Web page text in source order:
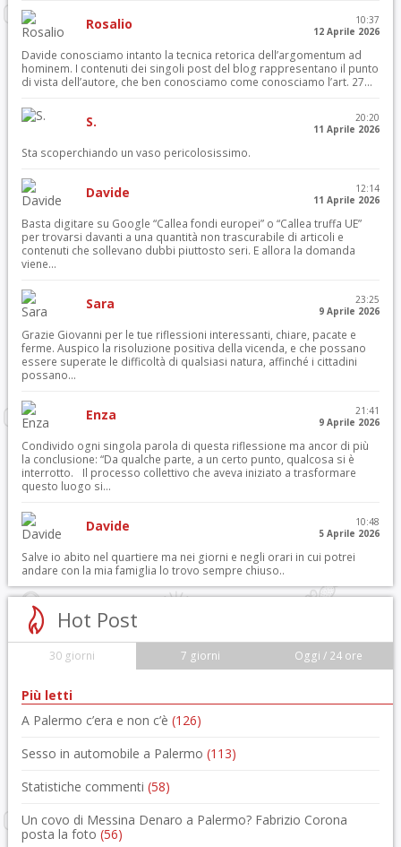
Rosalio
10:37
12 Aprile 2026
Davide conosciamo intanto la tecnica retorica dell’argomentum ad
hominem. I contenuti dei singoli post del blog rappresentano il punto
di vista dell’autore, che ben conosciamo come conosciamo l’art. 27...
S.
20:20
11 Aprile 2026
Sta scoperchiando un vaso pericolosissimo.
Davide
12:14
11 Aprile 2026
Basta digitare su Google “Callea fondi europei” o “Callea truffa UE”
per trovarsi davanti a una quantità non trascurabile di articoli e
contenuti che sollevano dubbi piuttosto seri. E allora la domanda
viene...
Sara
23:25
9 Aprile 2026
Grazie Giovanni per le tue riflessioni interessanti, chiare, pacate e
ferme. Auspico la risoluzione positiva della vicenda, e che possano
essere superate le difficoltà di qualsiasi natura, affinché i cittadini
possano...
Enza
21:41
9 Aprile 2026
Condivido ogni singola parola di questa riflessione ma ancor di più
la conclusione: “Da qualche parte, a un certo punto, qualcosa si è
interrotto. Il processo collettivo che aveva iniziato a trasformare
questo luogo si...
Davide
10:48
5 Aprile 2026
Salve io abito nel quartiere ma nei giorni e negli orari in cui potrei
andare con la mia famiglia lo trovo sempre chiuso..
Hot Post
30 giorni 7 giorni Oggi / 24 ore
Più letti
A Palermo c’era e non c’è (126)
Sesso in automobile a Palermo (113)
Statistiche commenti (58)
Un covo di Messina Denaro a Palermo? Fabrizio Corona
posta la foto (56)